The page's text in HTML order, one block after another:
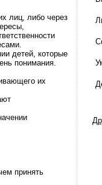
лиц, либо через
детей, которые
понимания.
их
принять